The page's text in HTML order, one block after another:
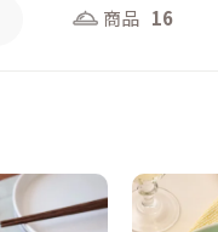
商品 16